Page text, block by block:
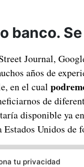
tu privacidad
banco.
Journal,
años de
en el cual
de
disponible ya
Unidos de